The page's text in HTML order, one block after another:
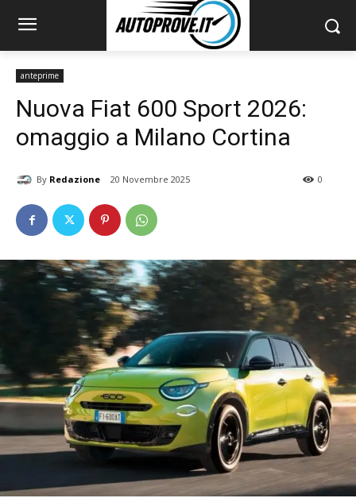
anteprime
Nuova Fiat 600 Sport 2026:
omaggio a Milano Cortina
By Redazione 20 Novembre 2025 0